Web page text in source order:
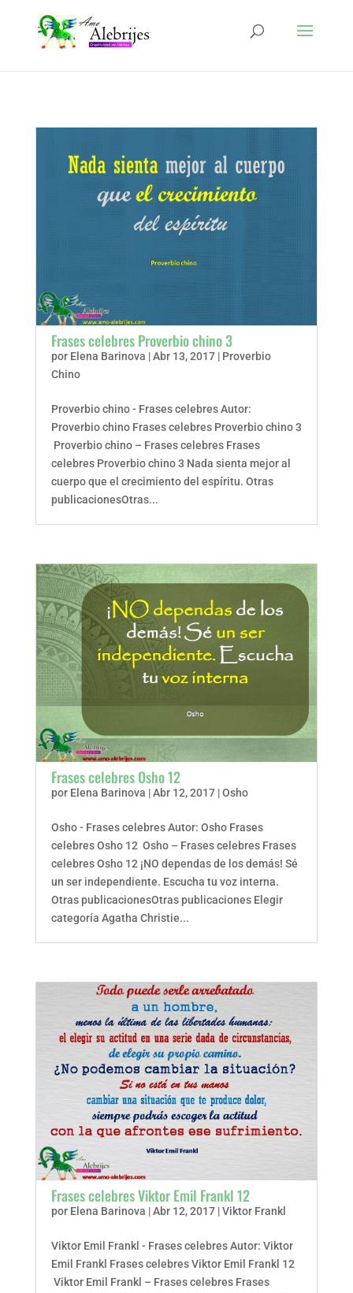
Frases celebres Proverbio chino 3
por Elena Barinova |Abr 13, 2017| Proverbio
Chino
Proverbio chino - Frases celebres Autor:
Proverbio chino Frases celebres Proverbio chino 3
Proverbio chino – Frases celebres Frases
celebres Proverbio chino 3 Nada sienta mejor al
cuerpo que el crecimiento del espíritu. Otras
publicacionesOtras...
Frases celebres Osho 12
por Elena Barinova |Abr 12, 2017|Osho
Osho - Frases celebres Autor: Osho Frases
celebres Osho 12 Osho – Frases celebres Frases
celebres Osho 12 ¡NO dependas de los demás! Sé
un ser independiente. Escucha tu voz interna.
Otras publicacionesOtras publicaciones Elegir
categoría Agatha Christie...
Frases celebres Viktor Emil Frankl 12
por Elena Barinova |Abr 12, 2017|Viktor Frankl
Viktor Emil Frankl - Frases celebres Autor: Viktor
Emil Frankl Frases celebres Viktor Emil Frankl 12
Viktor Emil Frankl – Frases celebres Frases